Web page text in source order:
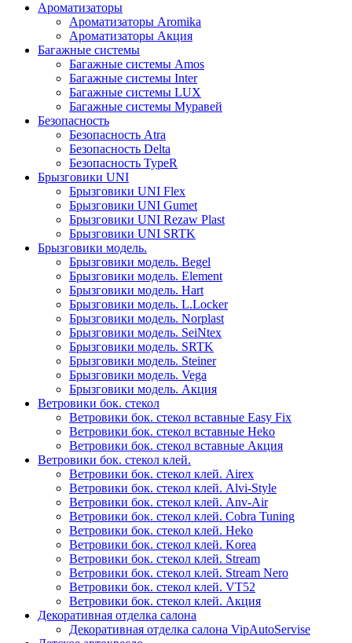
Ароматизаторы
Ароматизаторы Aromika
Ароматизаторы Акция
Багажные системы
Багажные системы Amos
Багажные системы Inter
Багажные системы LUX
Багажные системы Муравей
Безопасность
Безопасность Atra
Безопасность Delta
Безопасность TypeR
Брызговики UNI
Брызговики UNI Flex
Брызговики UNI Gumet
Брызговики UNI Rezaw Plast
Брызговики UNI SRTK
Брызговики модель.
Брызговики модель. Begel
Брызговики модель. Element
Брызговики модель. Hart
Брызговики модель. L.Locker
Брызговики модель. Norplast
Брызговики модель. SeiNtex
Брызговики модель. SRTK
Брызговики модель. Steiner
Брызговики модель. Vega
Брызговики модель. Акция
Ветровики бок. стекол
Ветровики бок. стекол вставные Easy Fix
Ветровики бок. стекол вставные Heko
Ветровики бок. стекол вставные Акция
Ветровики бок. стекол клей.
Ветровики бок. стекол клей. Airex
Ветровики бок. стекол клей. Alvi-Style
Ветровики бок. стекол клей. Anv-Air
Ветровики бок. стекол клей. Cobra Tuning
Ветровики бок. стекол клей. Heko
Ветровики бок. стекол клей. Korea
Ветровики бок. стекол клей. Stream
Ветровики бок. стекол клей. Stream Nero
Ветровики бок. стекол клей. VT52
Ветровики бок. стекол клей. Акция
Декоративная отделка салона
Декоративная отделка салона VipAutoServise